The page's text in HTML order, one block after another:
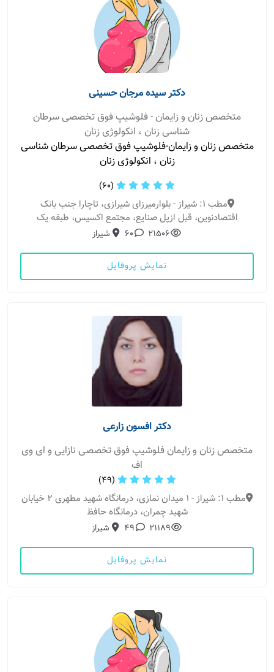
دکتر سیده مرجان حسینی
متخصص زنان و زایمان - فلوشیپ فوق تخصصی سرطان
شناسی زنان ، انکولوژی زنان
متخصص زنان و زایمان-فلوشیپ فوق تخصصی سرطان شناسی
زنان ، انکولوژی زنان
(60)
مطب 1: شیراز - بلوارمیرزای شیرازی، تاچارا جنب بانک
اقتصادنوین، قبل ازپل صنایع، مجتمع اکسیس، طبقه یک
21506
60 شیراز
نمایش پروفایل
دکتر افسون زارعی
متخصص زنان و زایمان فلوشیپ فوق تخصصی نازایی و ای وی
اف
(49)
مطب 1: شیراز - 1 میدان نمازی، درمانگاه شهید مطهری 2 خیابان
شهید چمران، درمانگاه حافظ
21189
49 شیراز
نمایش پروفایل